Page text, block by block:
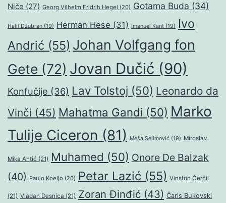
Niče (27) Georg Vilhelm Fridrih Hegel (20) Gotama Buda (34)
Halil Džubran (19) Herman Hese (31) Imanuel Kant (19)
Ivo
Andrić (55) Johan Volfgang fon
Gete (72) Jovan Dučić (90)
Konfučije (36) Lav Tolstoj (50) Leonardo da
Vinči (45) Mahatma Gandi (50) Marko
Tulije Ciceron (81) Meša Selimović (19) Miroslav
Mika Antić (21) Muhamed (50) Onore De Balzak
(40) Paulo Koeljo (20) Petar Lazić (55) Vinston Čerčil
(21) Vladan Desnica (21) Zoran Đinđić (43) Čarls Bukovski